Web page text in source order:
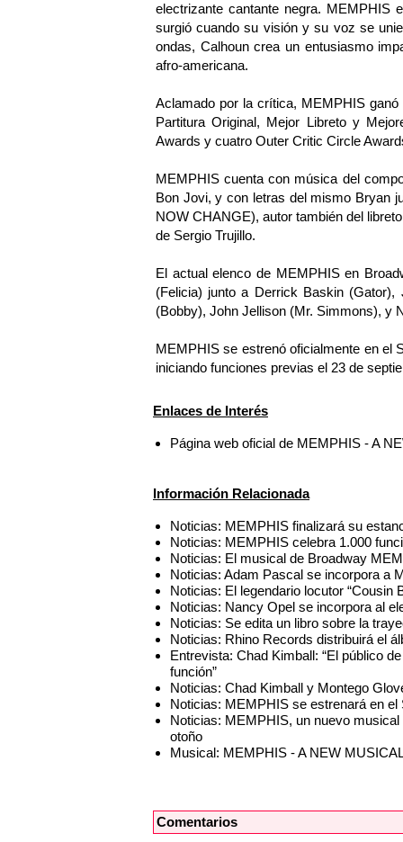
electrizante cantante negra. MEMPHIS
surgió cuando su visión y su voz se
ondas, Calhoun crea un entusiasmo
afro-americana.
Aclamado por la crítica, MEMPHIS
Partitura Original, Mejor Libreto y
Awards y cuatro Outer Critic Circle
MEMPHIS cuenta con música del
Bon Jovi, y con letras del mismo Bryan
NOW CHANGE), autor también del
de Sergio Trujillo.
El actual elenco de MEMPHIS en
(Felicia) junto a Derrick Baskin
(Bobby), John Jellison (Mr. Simmons), y
MEMPHIS se estrenó oficialmente en el
iniciando funciones previas el 23 de
Enlaces de Interés
Página web oficial de MEMPHIS - A
Información Relacionada
Noticias: MEMPHIS finalizará su
Noticias: MEMPHIS celebra 1.000
Noticias: El musical de Broadway
Noticias: Adam Pascal se incorpora a
Noticias: El legendario locutor
Noticias: Nancy Opel se incorpora al
Noticias: Se edita un libro sobre la
Noticias: Rhino Records distribuirá el
Entrevista: Chad Kimball: “El público
función”
Noticias: Chad Kimball y Montego
Noticias: MEMPHIS se estrenará en
Noticias: MEMPHIS, un nuevo
otoño
Musical: MEMPHIS - A NEW
Comentarios